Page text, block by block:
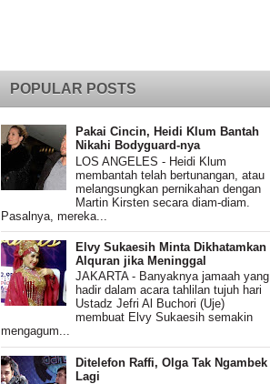
POPULAR POSTS
Pakai Cincin, Heidi Klum Bantah
Nikahi Bodyguard-nya
LOS ANGELES - Heidi Klum
membantah telah bertunangan, atau
melangsungkan pernikahan dengan
Martin Kirsten secara diam-diam.
Pasalnya, mereka...
Elvy Sukaesih Minta Dikhatamkan
Alquran jika Meninggal
JAKARTA - Banyaknya jamaah yang
hadir dalam acara tahlilan tujuh hari
Ustadz Jefri Al Buchori (Uje)
membuat Elvy Sukaesih semakin
mengagum...
Ditelefon Raffi, Olga Tak Ngambek
Lagi